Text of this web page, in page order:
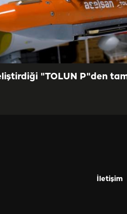
"TOLUN P"den
İletişim